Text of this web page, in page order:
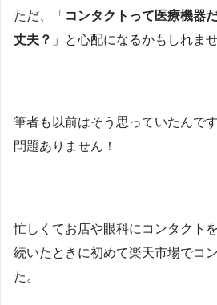
ただ、「 コンタクトって医療機器
丈夫？ 」と心配になるかもしれませ
筆者も以前はそう思っていたんで
問題ありません！
忙しくてお店や眼科にコンタクト
続いたときに初めて楽天市場でコ
た。